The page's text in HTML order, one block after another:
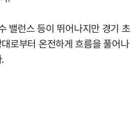
밸런스 등이 뛰어나지만 경기 초
로부터 온전하게 흐름을 풀어나